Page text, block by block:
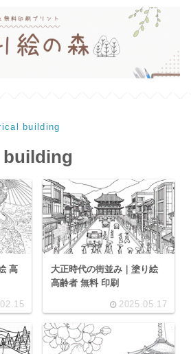
building
高
大正時代の街並み｜塗り絵
高齢者 無料 印刷
2025.05.17